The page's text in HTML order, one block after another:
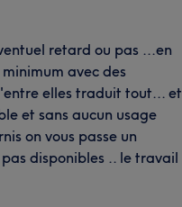
retard ou pas ...en
avec des
elles traduit tout... et
et sans aucun usage
on vous passe un
disponibles .. le travail